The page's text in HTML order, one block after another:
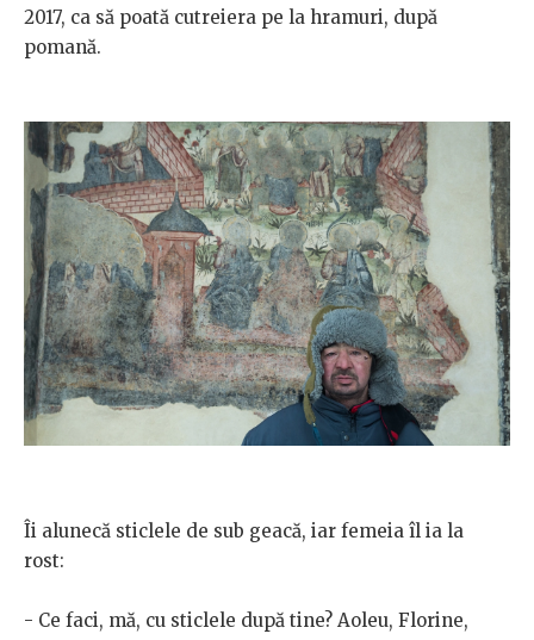
2017, ca să poată cutreiera pe la hramuri, după
pomană.
Îi alunecă sticlele de sub geacă, iar femeia îl ia la
rost:
- Ce faci, mă, cu sticlele după tine? Aoleu, Florine,